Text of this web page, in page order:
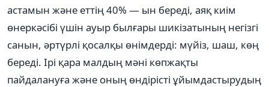
астамын және еттің 40% — ын береді, аяқ киім
өнеркәсібі үшін ауыр былғары шикізатының негізгі
санын, әртүрлі қосалқы өнімдерді: мүйіз, шаш, көң
береді. Ірі қара малдың мәні көпжақты
пайдалануға және оның өндірісті ұйымдастырудың